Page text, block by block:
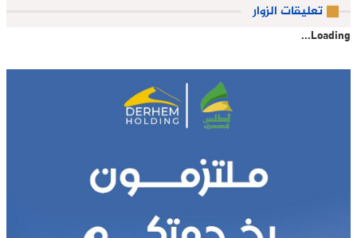
تعليقات الزوار
Loading...